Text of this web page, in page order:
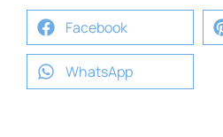
Facebook
WhatsApp